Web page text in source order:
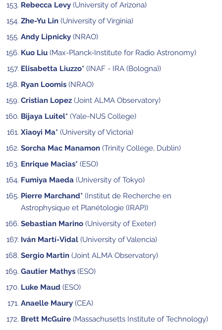
Rebecca Levy(University of Arizona)
Zhe-Yu Lin(University of Virginia)
Andy Lipnicky(NRAO)
Kuo Liu(Max-Planck-Institute for Radio Astronomy)
Elisabetta Liuzzo*(INAF - IRA (Bologna))
Ryan Loomis(NRAO)
Cristian Lopez(Joint ALMA Observatory)
Bijaya Luitel*(Yale-NUS College)
Xiaoyi Ma*(University of Victoria)
Sorcha Mac Manamon(Trinity College, Dublin)
Enrique Macias*(ESO)
Fumiya Maeda(University of Tokyo)
Pierre Marchand*(Institut de Recherche en
Astrophysique et Planétologie (IRAP))
Sebastian Marino(University of Exeter)
Iván Martí-Vidal(University of Valencia)
Sergio Martin(Joint ALMA Observatory)
Gautier Mathys(ESO)
Luke Maud (ESO)
Anaelle Maury(CEA)
Brett McGuire(Massachusetts Institute of Technology)